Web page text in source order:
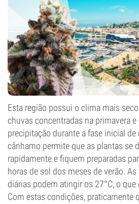
Esta região possui o clima mais
chuvas concentradas na primavera
precipitação durante a fase inicial
cânhamo permite que as plantas se
rapidamente e fiquem preparadas
horas de sol dos meses de verão.
diárias podem atingir os 27°C, o
Com estas condições, praticamente